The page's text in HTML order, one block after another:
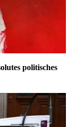
politisches